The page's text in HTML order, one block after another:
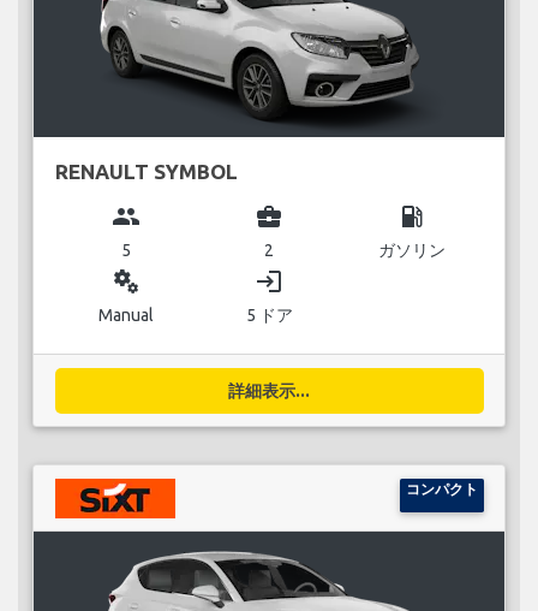
RENAULT SYMBOL
group
5
business_center
2
local_gas_station
ガソリン
miscellaneous_services
Manual
login
5 ドア
詳細表示...
コンパクト